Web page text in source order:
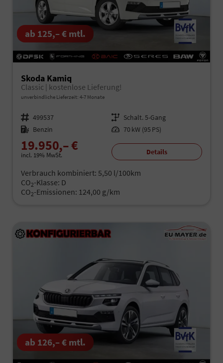
ab 125,– € mtl.
Skoda Kamiq
Classic | kostenlose Lieferung!
unverbindliche Lieferzeit: 4-7 Monate
Fahrzeugnr. 499537 Getriebe Schalt. 5-Gang
Kraftstoff Benzin Leistung 70 kW (95 PS)
19.950,– €
incl. 19% MwSt. Details
Verbrauch kombiniert: 5,50 l/100km
CO2-Klasse: D
CO2-Emissionen: 124,00 g/km
ab 126,– € mtl.